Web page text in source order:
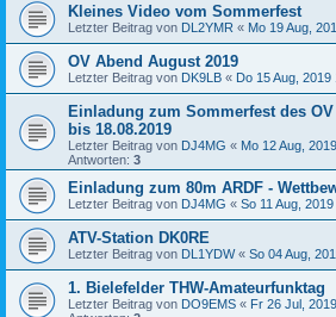
Kleines Video vom Sommerfest
Letzter Beitrag von DL2YMR « Mo 19 Aug,
OV Abend August 2019
Letzter Beitrag von DK9LB « Do 15 Aug, 2019
Einladung zum Sommerfest des
bis 18.08.2019
Letzter Beitrag von DJ4MG « Mo 12 Aug,
Antworten: 3
Einladung zum 80m ARDF -
Letzter Beitrag von DJ4MG « So 11 Aug,
ATV-Station DK0RE
Letzter Beitrag von DL1YDW« So 04 Aug,
1. Bielefelder THW-Amateurfunktag
Letzter Beitrag von DO9EMS « Fr 26 Jul,